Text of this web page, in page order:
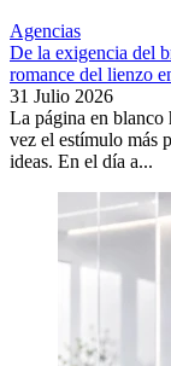
Agencias
De la exigencia del
romance del lienzo
31 Julio 2026
La página en blanco
vez el estímulo más
ideas. En el día a...